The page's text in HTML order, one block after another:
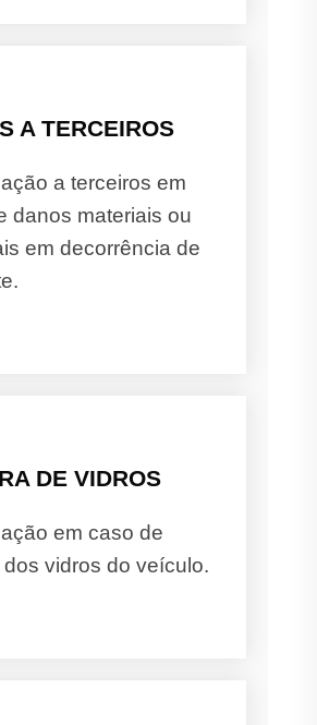
A TERCEIROS
a terceiros em
danos materiais ou
em decorrência de
DE VIDROS
em caso de
vidros do veículo.